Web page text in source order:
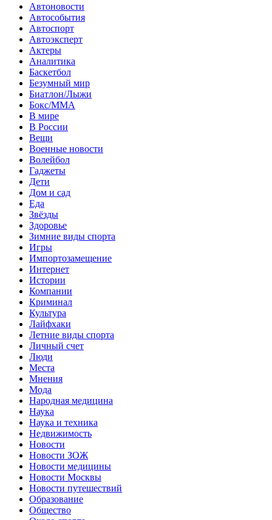
Автоновости
Автособытия
Автоспорт
Автоэксперт
Актеры
Аналитика
Баскетбол
Безумный мир
Биатлон/Лыжи
Бокс/MMA
В мире
В России
Вещи
Военные новости
Волейбол
Гаджеты
Дети
Дом и сад
Еда
Звёзды
Здоровье
Зимние виды спорта
Игры
Импортозамещение
Интернет
Истории
Компании
Криминал
Культура
Лайфхаки
Летние виды спорта
Личный счет
Люди
Места
Мнения
Мода
Народная медицина
Наука
Наука и техника
Недвижимость
Новости
Новости ЗОЖ
Новости медицины
Новости Москвы
Новости путешествий
Образование
Общество